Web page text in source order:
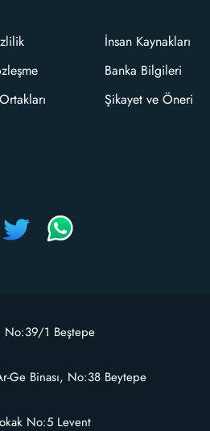
İnsan Kaynakları
Banka Bilgileri
Şikayet ve Öneri
No:39/1 Beştepe
Ge Binası, No:38 Beytepe
No:5 Levent